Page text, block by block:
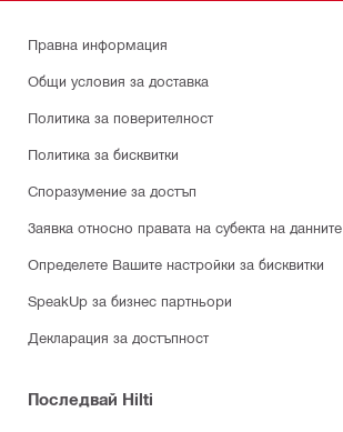
Правна информация
Общи условия за доставка
Политика за поверителност
Политика за бисквитки
Споразумение за достъп
Заявка относно правата на субекта на данните
Определете Вашите настройки за бисквитки
SpeakUp за бизнес партньори
Декларация за достъпност
Последвай Hilti